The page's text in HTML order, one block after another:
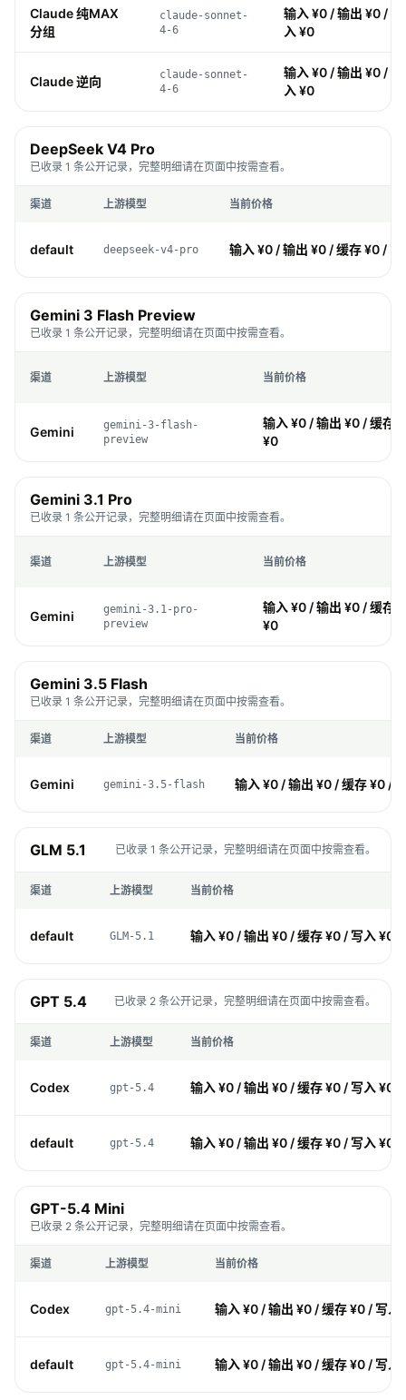
Claude 纯MAX
分组
claude-sonnet-
4-6
输入 ¥0 / 输出 ¥0 /
入 ¥0
Claude 逆向
claude-sonnet-
4-6
输入 ¥0 / 输出 ¥0 /
入 ¥0
DeepSeek V4 Pro
已收录 1 条公开记录，完整明细请在页面中按需查看。
渠道 上游模型 当前价格
default deepseek-v4-pro 输入 ¥0 / 输出 ¥0 / 缓存 ¥0 / 写
Gemini 3 Flash Preview
已收录 1 条公开记录，完整明细请在页面中按需查看。
渠道 上游模型 当前价格
Gemini
gemini-3-flash-
preview
输入 ¥0 / 输出 ¥0 / 缓存
¥0
Gemini 3.1 Pro
已收录 1 条公开记录，完整明细请在页面中按需查看。
渠道 上游模型 当前价格
Gemini
gemini-3.1-pro-
preview
输入 ¥0 / 输出 ¥0 / 缓存
¥0
Gemini 3.5 Flash
已收录 1 条公开记录，完整明细请在页面中按需查看。
渠道 上游模型 当前价格
Gemini gemini-3.5-flash 输入 ¥0 / 输出 ¥0 / 缓存 ¥0 /
GLM 5.1 已收录 1 条公开记录，完整明细请在页面中按需查看。
渠道 上游模型 当前价格
default GLM-5.1 输入 ¥0 / 输出 ¥0 / 缓存 ¥0 / 写入 ¥0
GPT 5.4 已收录 2 条公开记录，完整明细请在页面中按需查看。
渠道 上游模型 当前价格
Codex gpt-5.4 输入 ¥0 / 输出 ¥0 / 缓存 ¥0 / 写入 ¥0
default gpt-5.4 输入 ¥0 / 输出 ¥0 / 缓存 ¥0 / 写入 ¥0
GPT-5.4 Mini
已收录 2 条公开记录，完整明细请在页面中按需查看。
渠道 上游模型 当前价格
Codex gpt-5.4-mini 输入 ¥0 / 输出 ¥0 / 缓存 ¥0 / 写入
default gpt-5.4-mini 输入 ¥0 / 输出 ¥0 / 缓存 ¥0 / 写入